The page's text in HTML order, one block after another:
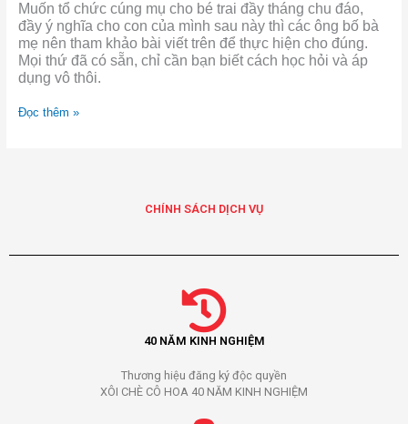
Muốn tổ chức cúng mụ cho bé trai đầy tháng chu đáo,
đầy ý nghĩa cho con của mình sau này thì các ông bố bà
mẹ nên tham khảo bài viết trên để thực hiện cho đúng.
Mọi thứ đã có sẵn, chỉ cần bạn biết cách học hỏi và áp
dụng vô thôi.
Đọc thêm »
CHÍNH SÁCH DỊCH VỤ
40 NĂM KINH NGHIỆM
Thương hiệu đăng ký độc quyền
XÔI CHÈ CÔ HOA 40 NĂM KINH NGHIỆM